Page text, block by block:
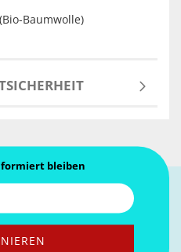
Baumwolle)
bleiben